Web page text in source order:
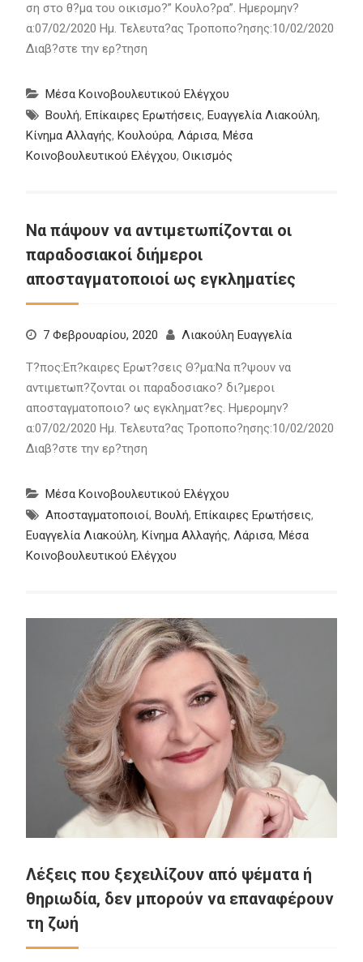
ση στο θ?μα του οικισμο?” Κουλο?ρα”. Ημερομην?
α:07/02/2020 Ημ. Τελευτα?ας Τροποπο?ησης:10/02/2020
Διαβ?στε την ερ?τηση
Μέσα Κοινοβουλευτικού Ελέγχου
Βουλή, Επίκαιρες Ερωτήσεις, Ευαγγελία Λιακούλη,
Κίνημα Αλλαγής, Κουλούρα, Λάρισα, Μέσα
Κοινοβουλευτικού Ελέγχου, Οικισμός
Να πάψουν να αντιμετωπίζονται οι
παραδοσιακοί διήμεροι
αποσταγματοποιοί ως εγκληματίες
7 Φεβρουαρίου, 2020 Λιακούλη Ευαγγελία
Τ?πος:Επ?καιρες Ερωτ?σεις Θ?μα:Να π?ψουν να
αντιμετωπ?ζονται οι παραδοσιακο? δι?μεροι
αποσταγματοποιο? ως εγκληματ?ες. Ημερομην?
α:07/02/2020 Ημ. Τελευτα?ας Τροποπο?ησης:10/02/2020
Διαβ?στε την ερ?τηση
Μέσα Κοινοβουλευτικού Ελέγχου
Αποσταγματοποιοί, Βουλή, Επίκαιρες Ερωτήσεις,
Ευαγγελία Λιακούλη, Κίνημα Αλλαγής, Λάρισα, Μέσα
Κοινοβουλευτικού Ελέγχου
Λέξεις που ξεχειλίζουν από ψέματα ή
θηριωδία, δεν μπορούν να επαναφέρουν
τη ζωή